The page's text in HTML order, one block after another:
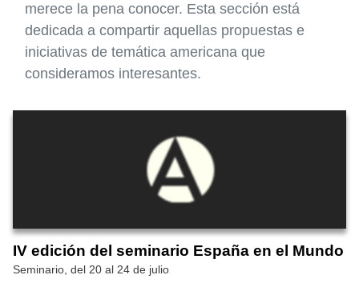
merece la pena conocer. Esta sección está
dedicada a compartir aquellas propuestas e
iniciativas de temática americana que
consideramos interesantes.
IV edición del seminario España en el Mundo
Seminario, del 20 al 24 de julio